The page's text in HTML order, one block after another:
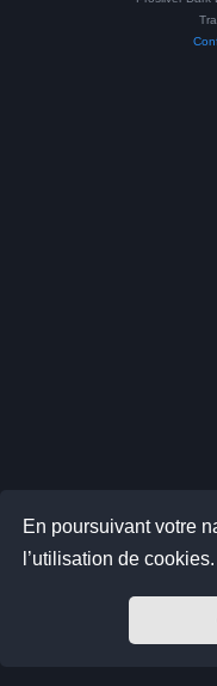
En poursuivant votre
l’utilisation de cookies.